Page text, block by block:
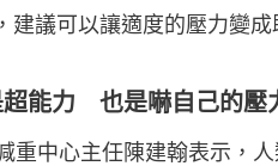
建議可以讓適度的壓力變成
超能力 也是嚇自己的壓
重中心主任陳建翰表示，